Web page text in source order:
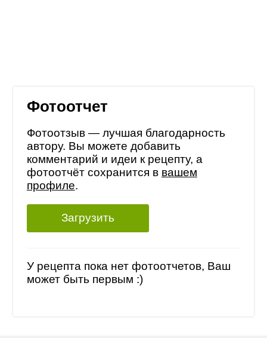
Фотоотчет
Фотоотзыв — лучшая благодарность
автору. Вы можете добавить
комментарий и идеи к рецепту, а
фотоотчёт сохранится в вашем
профиле.
Загрузить
У рецепта пока нет фотоотчетов, Ваш
может быть первым :)